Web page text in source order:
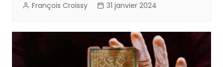
François Croissy 31 janvier 2024